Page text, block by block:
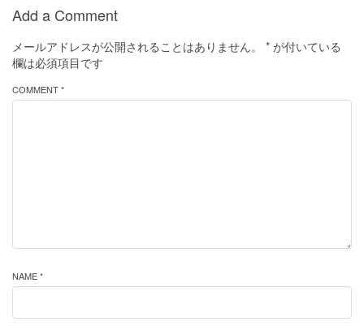
Add a Comment
メールアドレスが公開されることはありません。 * が付いている
欄は必須項目です
COMMENT *
NAME *